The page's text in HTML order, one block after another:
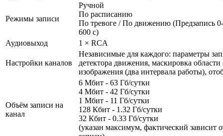
Режимы записи
Ручной
По расписанию
По тревоге / По движению (Предзапись
600 с)
Аудиовыход
1 × RCA
Настройки каналов
Независимые для каждого: параметры
детектора движения, маскировка
изображения (два интервала работы),
Объём записи на
канал
6 Мбит - 63 Гб/сутки
4 Мбит - 42 Гб/сутки
1 Мбит - 11 Гб/сутки
128 Кбит - 1.32 Гб/сутки
32 Кбит - 0.33 Гб/сутки
(указан максимум, фактический зависит